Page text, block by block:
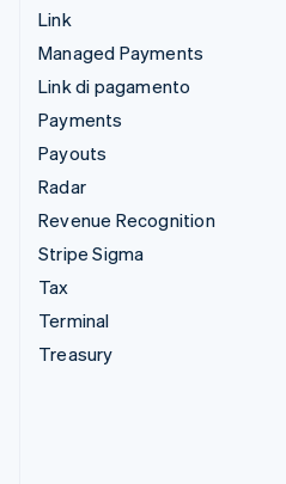
Link
Managed Payments
Link di pagamento
Payments
Payouts
Radar
Revenue Recognition
Stripe Sigma
Tax
Terminal
Treasury